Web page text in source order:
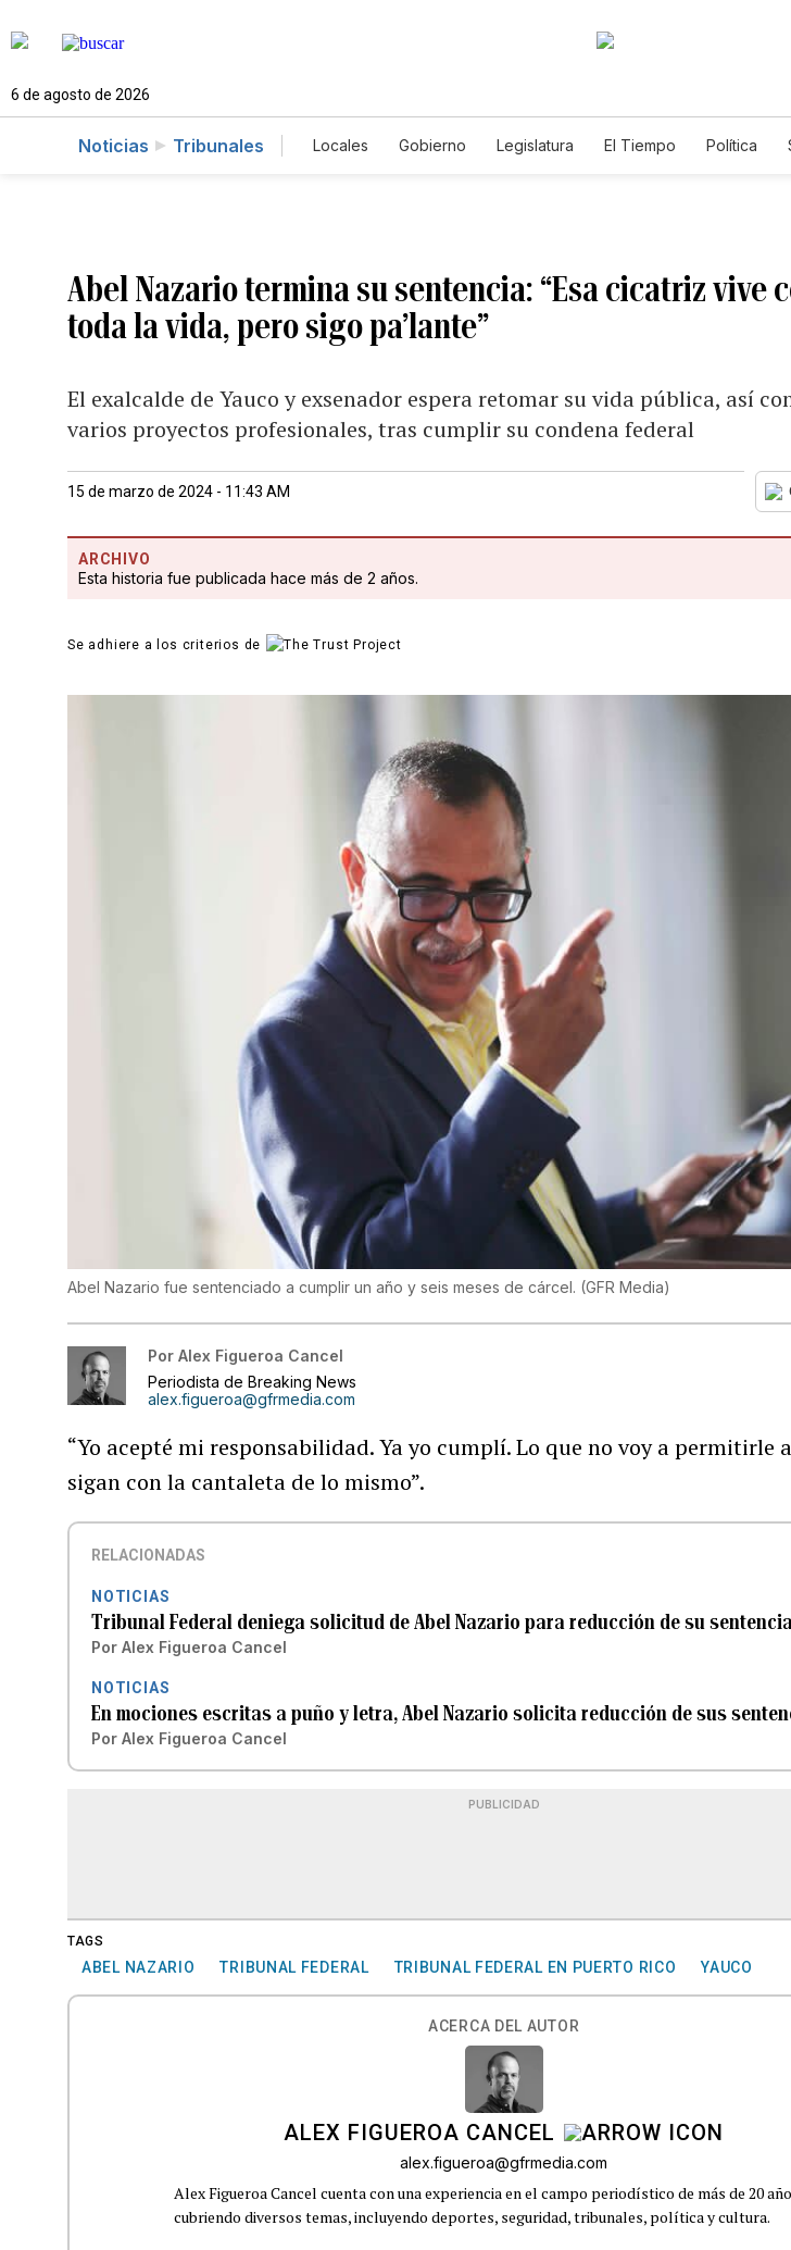
6 de agosto de 2026
Noticias Tribunales Locales Gobierno Legislatura El Tiempo Política
Abel Nazario termina su sentencia: “Esa cicatriz vive
toda la vida, pero sigo pa’lante”
El exalcalde de Yauco y exsenador espera retomar su vida pública, así
varios proyectos profesionales, tras cumplir su condena federal
15 de marzo de 2024 - 11:43 AM
ARCHIVO
Esta historia fue publicada hace más de 2 años.
Se adhiere a los criterios de
Abel Nazario fue sentenciado a cumplir un año y seis meses de cárcel. (GFR Media)
Por Alex Figueroa Cancel
Periodista de Breaking News
alex.figueroa@gfrmedia.com
“Yo acepté mi responsabilidad. Ya yo cumplí. Lo que no voy a permitirle
sigan con la cantaleta de lo mismo”.
RELACIONADAS
NOTICIAS
Tribunal Federal deniega solicitud de Abel Nazario para reducción de su sentencia
Por Alex Figueroa Cancel
NOTICIAS
En mociones escritas a puño y letra, Abel Nazario solicita reducción de sus
Por Alex Figueroa Cancel
PUBLICIDAD
TAGS
ABEL NAZARIO TRIBUNAL FEDERAL TRIBUNAL FEDERAL EN PUERTO RICO YAUCO
ACERCA DEL AUTOR
ALEX FIGUEROA CANCEL
alex.figueroa@gfrmedia.com
Alex Figueroa Cancel cuenta con una experiencia en el campo periodístico de más de 20
cubriendo diversos temas, incluyendo deportes, seguridad, tribunales, política y cultura.